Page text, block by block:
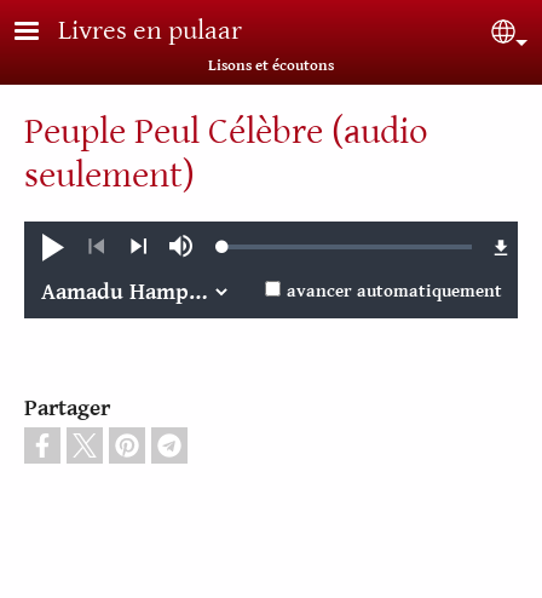
Aller au contenu principal
Livres en pulaar
Lisons et écoutons
Peuple Peul Célèbre (audio
seulement)
Jouer
PrécédentSuivant
SourdineLoaded:
avancer automatiquement
Partager